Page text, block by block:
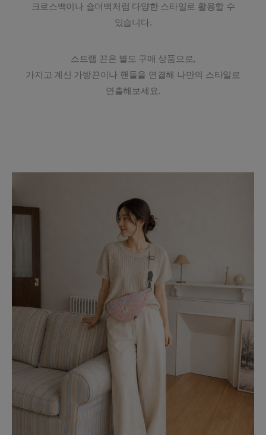
크로스백이나 숄더백처럼 다양한 스타일로 활용할 수
있습니다.
스트랩 끈은 별도 구매 상품으로,
가지고 계신 가방끈이나 핸들을 연결해 나만의 스타일로
연출해보세요.